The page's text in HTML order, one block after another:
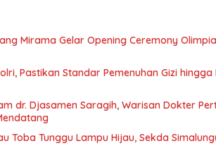
Mirama Gelar Opening Ceremony
Pastikan Standar Pemenuhan Gizi hingga
dr. Djasamen Saragih, Warisan Dokter
Toba Tunggu Lampu Hijau, Sekda